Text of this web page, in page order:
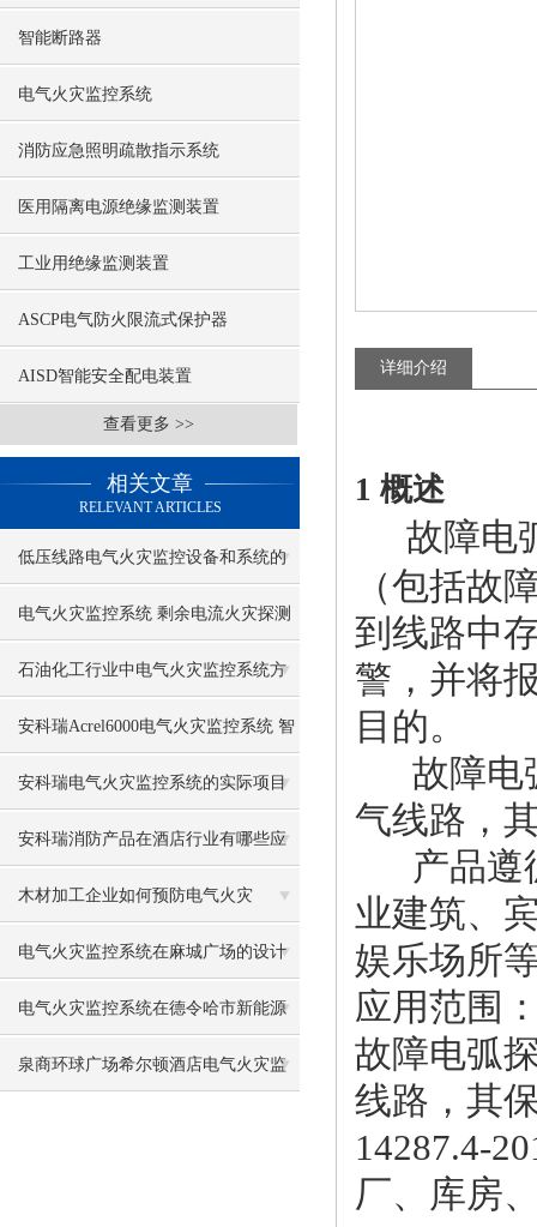
智能断路器
电气火灾监控系统
消防应急照明疏散指示系统
医用隔离电源绝缘监测装置
工业用绝缘监测装置
ASCP电气防火限流式保护器
AISD智能安全配电装置
查看更多 >>
相关文章
RELEVANT ARTICLES
低压线路电气火灾监控设备和系统的
配置
电气火灾监控系统 剩余电流火灾探测
器
石油化工行业中电气火灾监控系统方
案介绍
安科瑞Acrel6000电气火灾监控系统 智
慧消防
安科瑞电气火灾监控系统的实际项目
应用
安科瑞消防产品在酒店行业有哪些应
用
木材加工企业如何预防电气火灾
电气火灾监控系统在麻城广场的设计
与应用
电气火灾监控系统在德令哈市新能源
有轨电车示范线工程的应用
泉商环球广场希尔顿酒店电气火灾监
详细介绍
1 概述
故障电
（包括故
到线路中
警，并将
目的。
故障电
气线路，
产品遵
业建筑、
娱乐场所
应用范围
故障电弧
线路，其
14287.4-
厂、库房